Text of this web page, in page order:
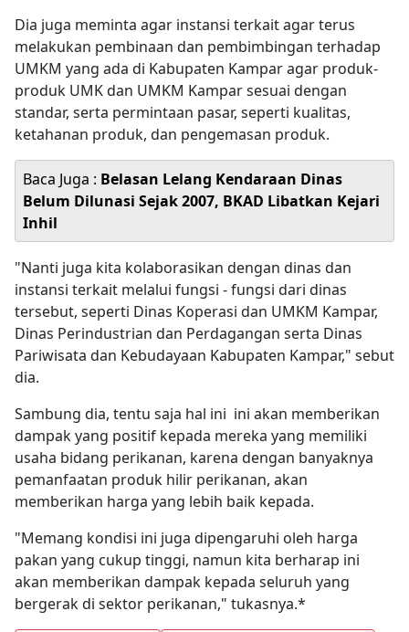
Dia juga meminta agar instansi terkait agar terus
melakukan pembinaan dan pembimbingan terhadap
UMKM yang ada di Kabupaten Kampar agar produk-
produk UMK dan UMKM Kampar sesuai dengan
standar, serta permintaan pasar, seperti kualitas,
ketahanan produk, dan pengemasan produk.
Baca Juga : Belasan Lelang Kendaraan Dinas
Belum Dilunasi Sejak 2007, BKAD Libatkan Kejari
Inhil
"Nanti juga kita kolaborasikan dengan dinas dan
instansi terkait melalui fungsi - fungsi dari dinas
tersebut, seperti Dinas Koperasi dan UMKM Kampar,
Dinas Perindustrian dan Perdagangan serta Dinas
Pariwisata dan Kebudayaan Kabupaten Kampar," sebut
dia.
Sambung dia, tentu saja hal ini ini akan memberikan
dampak yang positif kepada mereka yang memiliki
usaha bidang perikanan, karena dengan banyaknya
pemanfaatan produk hilir perikanan, akan
memberikan harga yang lebih baik kepada.
"Memang kondisi ini juga dipengaruhi oleh harga
pakan yang cukup tinggi, namun kita berharap ini
akan memberikan dampak kepada seluruh yang
bergerak di sektor perikanan," tukasnya.*